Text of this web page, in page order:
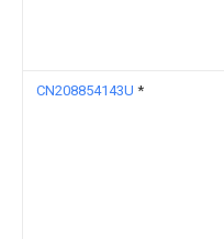
CN208854143U *